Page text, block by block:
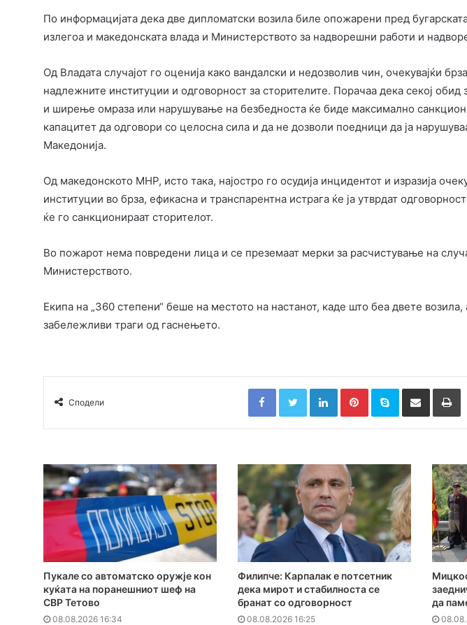
По информацијата дека две дипломатски возила биле опожарени пред
излегоа и македонската влада и Министерството за надворешни работи и
Од Владата случајот го оценија како вандалски и недозволив чин, очекувајќи
надлежните институции и одговорност за сторителите. Порачаа дека секој обид
и ширење омраза или нарушување на безбедноста ќе биде максимално
капацитет да одговори со целосна сила и да не дозволи поедници да ја
Македонија.
Од македонското МНР, исто така, најостро го осудија инцидентот и изразија
институции во брза, ефикасна и транспарентна истрага ќе ја утврдат
ќе го санкционираат сторителот.
Во пожарот нема повредени лица и се преземаат мерки за расчистување на
Министерството.
Екипа на „360 степени“ беше на местото на настанот, каде што беа двете возила,
забележливи траги од гаснењето.
Сподели
FacebookTwitterLinkedInPinterestSkype Сподели преку Е-маил
Пукале со автоматско оружје кон
куќата на поранешниот шеф на
СВР Тетово
08.08.2026 16:34
Филипче: Карпалак е потсетник
дека мирот и стабилноста се
бранат со одговорност
08.08.2026 16:25
да